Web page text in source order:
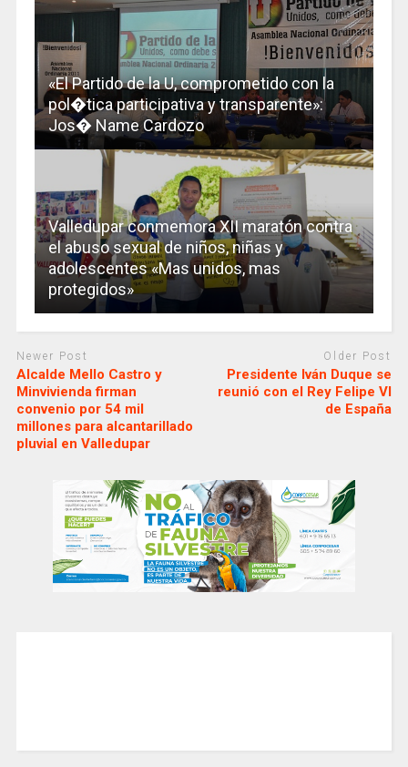
«El Partido de la U, comprometido con la
pol�tica participativa y transparente»:
Jos� Name Cardozo
Valledupar conmemora XII maratón contra
el abuso sexual de niños, niñas y
adolescentes «Mas unidos, mas
protegidos»
Newer Post
Alcalde Mello Castro y
Minvivienda firman
convenio por 54 mil
millones para alcantarillado
pluvial en Valledupar
Older Post
Presidente Iván Duque se
reunió con el Rey Felipe VI
de España